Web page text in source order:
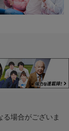
る場合がございま